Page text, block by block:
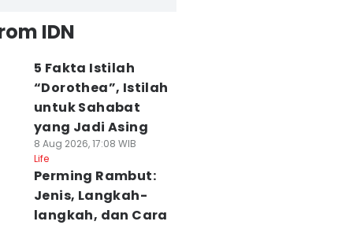
IDN
5 Fakta Istilah
“Dorothea”, Istilah
untuk Sahabat
yang Jadi Asing
8 Aug 2026, 17:08 WIB
Life
Perming Rambut:
Jenis, Langkah-
langkah, dan Cara